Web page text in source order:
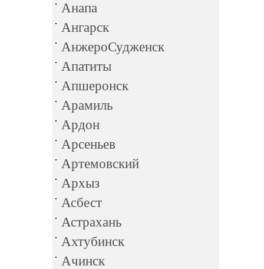
Анапа
Ангарск
АнжероСудженск
Апатиты
Апшеронск
Арамиль
Ардон
Арсеньев
Артемовский
Архыз
Асбест
Астрахань
Ахтубинск
Ачинск